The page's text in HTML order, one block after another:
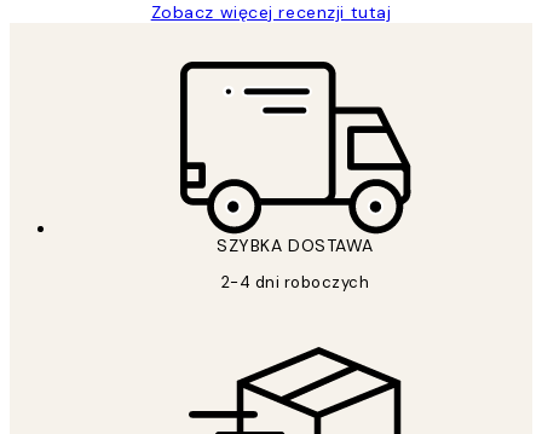
Zobacz więcej recenzji tutaj
SZYBKA DOSTAWA
2-4 dni roboczych